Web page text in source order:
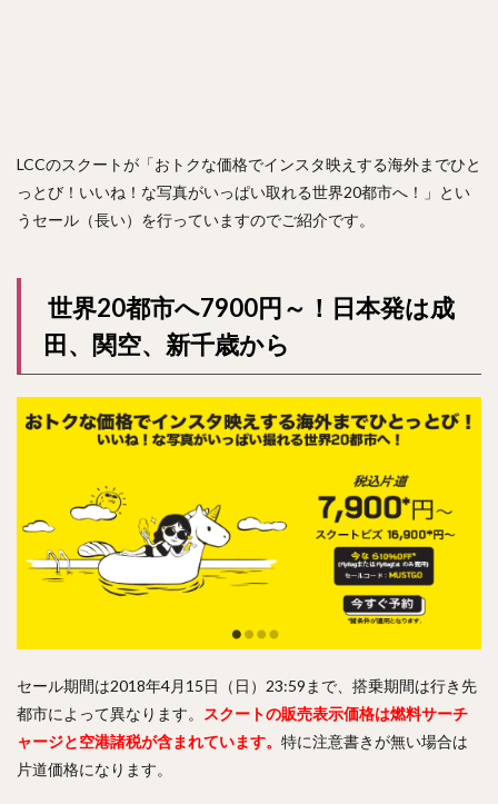
LCCのスクートが「おトクな価格でインスタ映えする海外までひと
っとび！いいね！な写真がいっぱい取れる世界20都市へ！」とい
うセール（長い）を行っていますのでご紹介です。
世界20都市へ7900円～！日本発は成
田、関空、新千歳から
セール期間は2018年4月15日（日）23:59まで、搭乗期間は行き先
都市によって異なります。 スクートの販売表示価格は燃料サーチ
ャージと空港諸税が含まれています。 特に注意書きが無い場合は
片道価格になります。